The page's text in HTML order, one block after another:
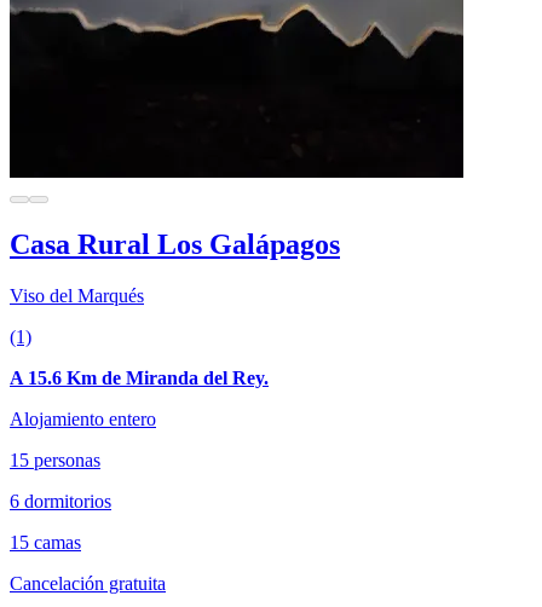
Casa Rural Los Galápagos
Viso del Marqués
(1)
A 15.6 Km de Miranda del Rey.
Alojamiento entero
15 personas
6 dormitorios
15 camas
Cancelación gratuita